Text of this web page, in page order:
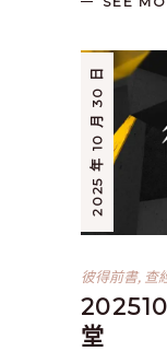
2025 年 10 月 30 日
彼得前書, 查
堂